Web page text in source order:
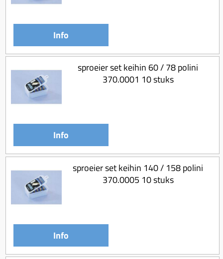
Info
sproeier set keihin 60 / 78 polini
370.0001 10 stuks
Info
sproeier set keihin 140 / 158 polini
370.0005 10 stuks
Info